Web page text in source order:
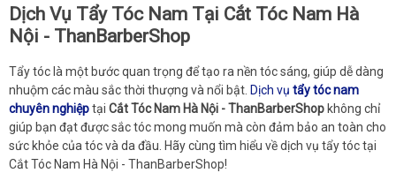
Dịch Vụ Tẩy Tóc Nam Tại Cắt Tóc Nam Hà
Nội - ThanBarberShop
Tẩy tóc là một bước quan trọng để tạo ra nền tóc sáng, giúp dễ dàng
nhuộm các màu sắc thời thượng và nổi bật. Dịch vụ tẩy tóc nam
chuyên nghiệptại Cắt Tóc Nam Hà Nội - ThanBarberShop không chỉ
giúp bạn đạt được sắc tóc mong muốn mà còn đảm bảo an toàn cho
sức khỏe của tóc và da đầu. Hãy cùng tìm hiểu về dịch vụ tẩy tóc tại
Cắt Tóc Nam Hà Nội - ThanBarberShop!